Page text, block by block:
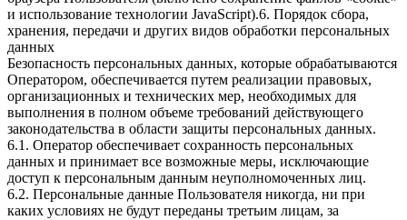
и использование технологии JavaScript).6. Порядок сбора,
хранения, передачи и других видов обработки персональных
данных
Безопасность персональных данных, которые обрабатываются
Оператором, обеспечивается путем реализации правовых,
организационных и технических мер, необходимых для
выполнения в полном объеме требований действующего
законодательства в области защиты персональных данных.
6.1. Оператор обеспечивает сохранность персональных
данных и принимает все возможные меры, исключающие
доступ к персональным данным неуполномоченных лиц.
6.2. Персональные данные Пользователя никогда, ни при
каких условиях не будут переданы третьим лицам, за